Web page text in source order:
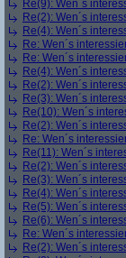
Re(9): Wen´s
Re(2): Wen´s
Re(4): Wen´s
Re: Wen´s
Re: Wen´s
Re(4): Wen´s
Re(2): Wen´s
Re(3): Wen´s
Re(10): Wen´s
Re(2): Wen´s
Re: Wen´s
Re(11): Wen´s
Re(2): Wen´s
Re(3): Wen´s
Re(4): Wen´s
Re(5): Wen´s
Re(6): Wen´s
Re: Wen´s
Re(2): Wen´s